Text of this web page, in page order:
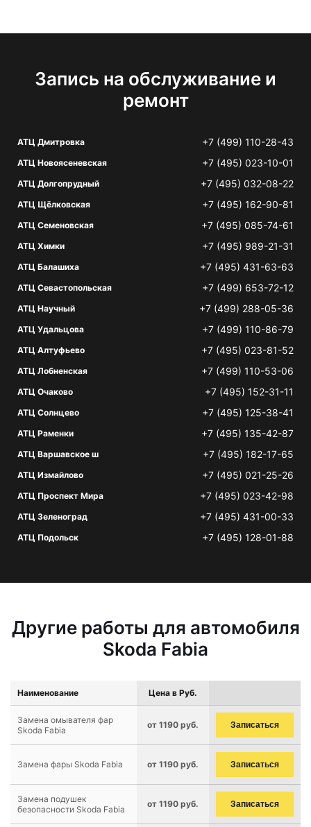
Запись на обслуживание и
ремонт
АТЦ Дмитровка +7 (499) 110-28-43
АТЦ Новоясеневская +7 (495) 023-10-01
АТЦ Долгопрудный +7 (495) 032-08-22
АТЦ Щёлковская +7 (495) 162-90-81
АТЦ Семеновская +7 (495) 085-74-61
АТЦ Химки +7 (495) 989-21-31
АТЦ Балашиха +7 (495) 431-63-63
АТЦ Севастопольская +7 (499) 653-72-12
АТЦ Научный +7 (499) 288-05-36
АТЦ Удальцова +7 (499) 110-86-79
АТЦ Алтуфьево +7 (495) 023-81-52
АТЦ Лобненская +7 (499) 110-53-06
АТЦ Очаково +7 (495) 152-31-11
АТЦ Солнцево +7 (495) 125-38-41
АТЦ Раменки +7 (495) 135-42-87
АТЦ Варшавское ш +7 (495) 182-17-65
АТЦ Измайлово +7 (495) 021-25-26
АТЦ Проспект Мира +7 (495) 023-42-98
АТЦ Зеленоград +7 (495) 431-00-33
АТЦ Подольск +7 (495) 128-01-88
Другие работы для автомобиля
Skoda Fabia
Наименование Цена в Руб.
Замена омывателя фар
Skoda Fabia
от 1190 руб. Записаться
Замена фары Skoda Fabia от 1190 руб. Записаться
Замена подушек
безопасности Skoda Fabia
от 1190 руб. Записаться